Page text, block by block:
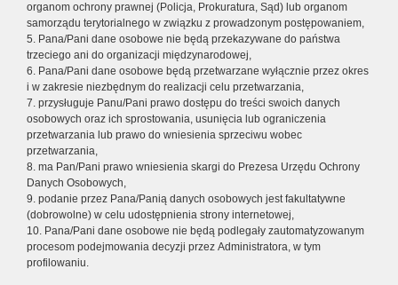
organom ochrony prawnej (Policja, Prokuratura, Sąd) lub organom
samorządu terytorialnego w związku z prowadzonym postępowaniem,
5. Pana/Pani dane osobowe nie będą przekazywane do państwa
trzeciego ani do organizacji międzynarodowej,
6. Pana/Pani dane osobowe będą przetwarzane wyłącznie przez okres
i w zakresie niezbędnym do realizacji celu przetwarzania,
7. przysługuje Panu/Pani prawo dostępu do treści swoich danych
osobowych oraz ich sprostowania, usunięcia lub ograniczenia
przetwarzania lub prawo do wniesienia sprzeciwu wobec
przetwarzania,
8. ma Pan/Pani prawo wniesienia skargi do Prezesa Urzędu Ochrony
Danych Osobowych,
9. podanie przez Pana/Panią danych osobowych jest fakultatywne
(dobrowolne) w celu udostępnienia strony internetowej,
10. Pana/Pani dane osobowe nie będą podlegały zautomatyzowanym
procesom podejmowania decyzji przez Administratora, w tym
profilowaniu.